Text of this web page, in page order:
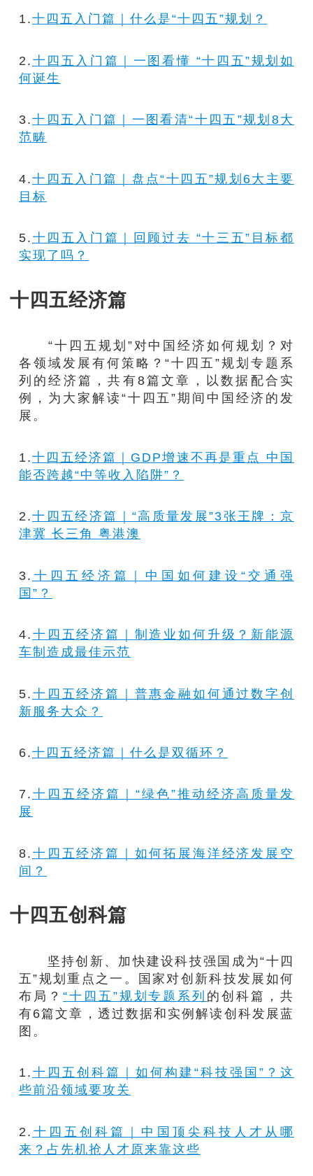
1.十四五入门篇｜什么是“十四五”规划？
2.十四五入门篇｜一图看懂 “十四五”规划如
何诞生
3.十四五入门篇｜一图看清“十四五”规划8大
范畴
4.十四五入门篇｜盘点“十四五”规划6大主要
目标
5.十四五入门篇｜回顾过去 “十三五”目标都
实现了吗？
十四五经济篇
“十四五规划”对中国经济如何规划？对
各领域发展有何策略？“十四五”规划专题系
列的经济篇，共有8篇文章，以数据配合实
例，为大家解读“十四五”期间中国经济的发
展。
1.十四五经济篇｜GDP增速不再是重点 中国
能否跨越“中等收入陷阱”？
2.十四五经济篇｜“高质量发展”3张王牌：京
津冀 长三角 粤港澳
3. 十四五经济篇｜中国如何建设“交通强
国”？
4.十四五经济篇｜制造业如何升级？新能源
车制造成最佳示范
5.十四五经济篇｜普惠金融如何通过数字创
新服务大众？
6.十四五经济篇｜什么是双循环？
7.十四五经济篇｜“绿色”推动经济高质量发
展
8.十四五经济篇｜如何拓展海洋经济发展空
间？
十四五创科篇
坚持创新、加快建设科技强国成为“十四
五”规划重点之一。国家对创新科技发展如何
布局？ “十四五”规划专题系列 的创科篇，共
有6篇文章，透过数据和实例解读创科发展蓝
图。
1.十四五创科篇｜如何构建“科技强国”？这
些前沿领域要攻关
2. 十四五创科篇｜中国顶尖科技人才从哪
来？占先机抢人才原来靠这些